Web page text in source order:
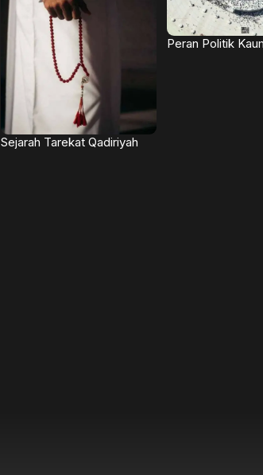
Sejarah Tarekat Qadiriyah
Peran Politik